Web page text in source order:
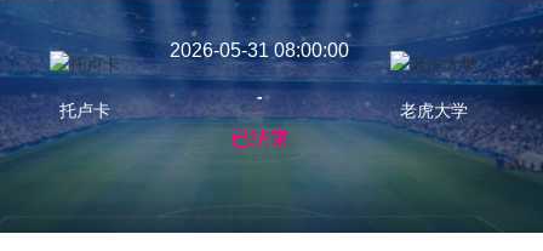
托卢卡
2026-05-31 08:00:00
-
已结束
老虎大学